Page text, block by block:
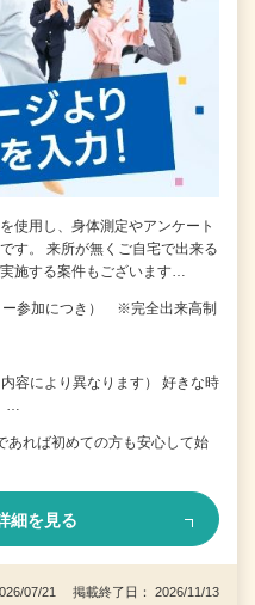
使用し、身体測定やアンケート
す。 来所が無くご自宅で出来る
施する案件もございます…
ー参加につき） ※完全出来高制
容により異なります） 好きな時
…
れば初めての方も安心して始
細を見る
07/21 掲載終了日： 2026/11/13